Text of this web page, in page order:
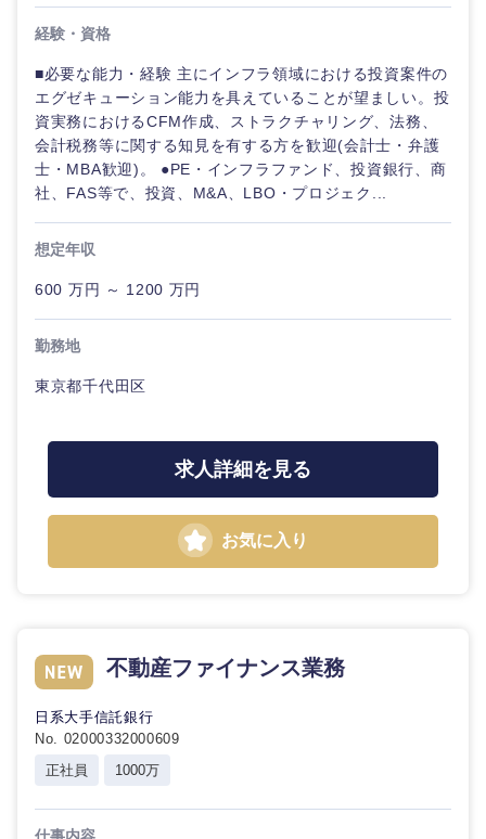
ご希望の職種を選択してください
経営企
画・事業
企画
経営ボー
管理
SCM
ィング
クリエイ
ティブ
コンサル
タント
すべての経営企画・事業企
画
政策渉外
ご希望の職種を選択してください
経営企画・事業企画
経営ボード
管理
専門職
技術職（IT）、Webサービス・制作、ゲーム
ご希望の業界を選択してください
商社・卸
自動車・機械・船舶
食品・化粧品・アパレル・消費財
メディカル・ヘルスケア・ライフサイエンス
建設・不動産
倉庫・運輸・物流
ご希望の勤務地を選択してください
北海道・東北地方
福島県
ご希望条件を入力ください
希望年収
推奨年齢
こだわり条件を入力ください
第二新卒
外資系企業 英語を活かす
転勤なし
フルリモート
経験・資格
■必要な能力・経験 主にインフラ領域における投資案件の
エグゼキューション能力を具えていることが望ましい。投
資実務におけるCFM作成、ストラクチャリング、法務、
会計税務等に関する知見を有する方を歓迎(会計士・弁護
士・MBA歓迎)。 ●PE・インフラファンド、投資銀行、商
社、FAS等で、投資、M&A、LBO・プロジェク...
想定年収
600 万円 ～ 1200 万円
勤務地
東京都千代田区
求人詳細を見る
お気に入り
不動産ファイナンス業務
日系大手信託銀行
No. 02000332000609
正社員
1000万